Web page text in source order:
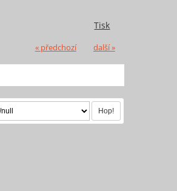
Tisk
« předchozí další »